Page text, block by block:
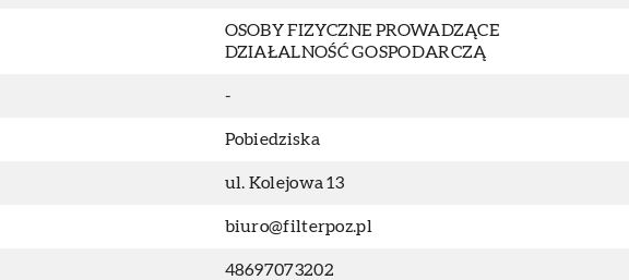
OSOBY FIZYCZNE PROWADZĄCE
DZIAŁALNOŚĆ GOSPODARCZĄ
-
Pobiedziska
ul. Kolejowa 13
biuro@filterpoz.pl
48697073202